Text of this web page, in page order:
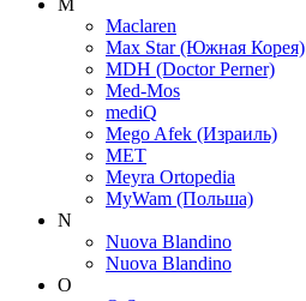
Maclaren
Max Star (Южная Корея)
MDH (Doctor Perner)
Med-Mos
mediQ
Mego Afek (Израиль)
MET
Meyra Ortopedia
MyWam (Польша)
N
Nuova Blandino
Nuova Blandino
O